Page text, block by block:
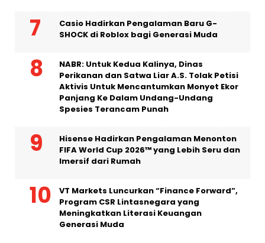
Casio Hadirkan Pengalaman Baru G-
SHOCK di Roblox bagi Generasi Muda
NABR: Untuk Kedua Kalinya, Dinas
Perikanan dan Satwa Liar A.S. Tolak Petisi
Aktivis Untuk Mencantumkan Monyet Ekor
Panjang Ke Dalam Undang-Undang
Spesies Terancam Punah
Hisense Hadirkan Pengalaman Menonton
FIFA World Cup 2026™ yang Lebih Seru dan
Imersif dari Rumah
VT Markets Luncurkan “Finance Forward”,
Program CSR Lintasnegara yang
Meningkatkan Literasi Keuangan
Generasi Muda